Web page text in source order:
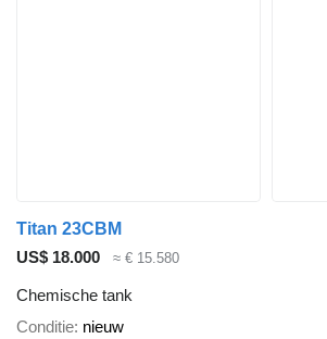
Titan 23CBM
US$ 18.000
≈ € 15.580
Chemische tank
Conditie nieuw